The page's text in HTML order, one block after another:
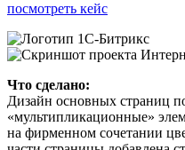
посмотреть кейс
Что сделано:
Дизайн основных страниц
«мультипликационные»
на фирменном сочетании